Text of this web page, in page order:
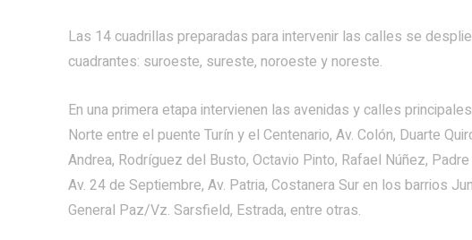
Las 14 cuadrillas preparadas para intervenir las calles se
cuadrantes: suroeste, sureste, noroeste y noreste.
En una primera etapa intervienen las avenidas y calles
Norte entre el puente Turín y el Centenario, Av. Colón, Duarte
Andrea, Rodríguez del Busto, Octavio Pinto, Rafael Núñez,
Av. 24 de Septiembre, Av. Patria, Costanera Sur en los barrios
General Paz/Vz. Sarsfield, Estrada, entre otras.